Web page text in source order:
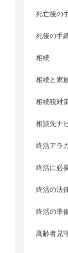
死亡後の
死後の手
相続
相続と家
相続税対
相談先ナ
終活アラ
終活に必
終活の法
終活の準
高齢者見